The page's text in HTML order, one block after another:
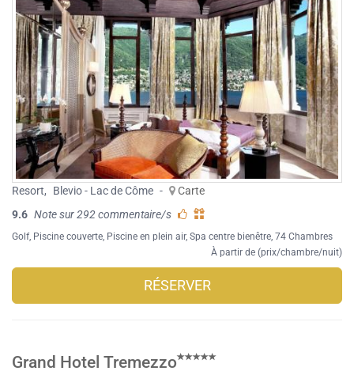
Resort, Blevio - Lac de Côme -
Carte
9.6 Note sur 292 commentaire/s
Golf Piscine couverte Piscine en plein air, Spa centre bienêtre , 74 Chambres
À partir de (prix/chambre/nuit)
RÉSERVER
Grand Hotel Tremezzo